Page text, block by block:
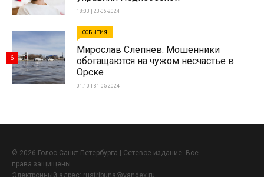
18:03 | 23-06-2024
СОБЫТИЯ
Мирослав Слепнев: Мошенники
обогащаются на чужом несчастье в
Орске
01:10 | 31-05-2024
6
© 2026 Голос Санкт-Петербурга | Сетевое издание. Все
права защищены.
Электронный адрес: rustribuna@yandex.ru